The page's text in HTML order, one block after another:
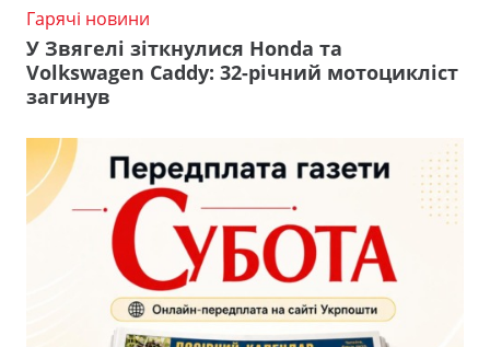
Гарячі новини
У Звягелі зіткнулися Honda та
Volkswagen Caddy: 32-річний мотоцикліст
загинув